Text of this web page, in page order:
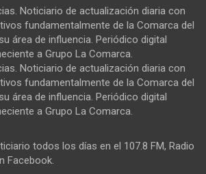
Noticiario de actualización diaria con
fundamentalmente de la Comarca del
área de influencia. Periódico digital
a Grupo La Comarca.
Noticiario de actualización diaria con
fundamentalmente de la Comarca del
área de influencia. Periódico digital
a Grupo La Comarca.
todos los días en el 107.8 FM, Radio
Facebook.